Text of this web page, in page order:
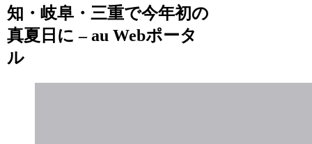
知・岐阜・三重で今年初の
真夏日に – au Webポータ
ル